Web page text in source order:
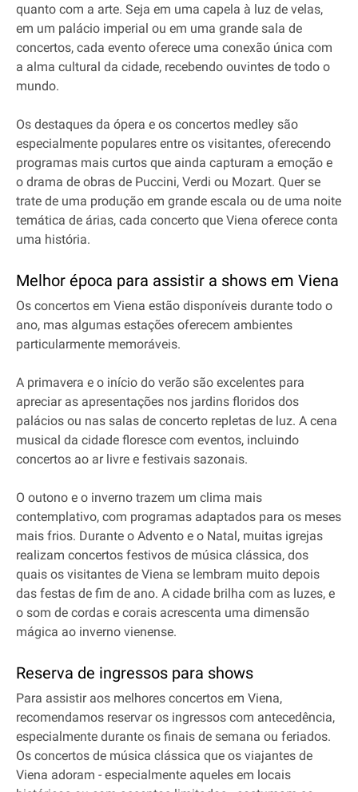
quanto com a arte. Seja em uma capela à luz de velas,
em um palácio imperial ou em uma grande sala de
concertos, cada evento oferece uma conexão única com
a alma cultural da cidade, recebendo ouvintes de todo o
mundo.
Os destaques da ópera e os concertos medley são
especialmente populares entre os visitantes, oferecendo
programas mais curtos que ainda capturam a emoção e
o drama de obras de Puccini, Verdi ou Mozart. Quer se
trate de uma produção em grande escala ou de uma noite
temática de árias, cada concerto que Viena oferece conta
uma história.
Melhor época para assistir a shows em Viena
Os concertos em Viena estão disponíveis durante todo o
ano, mas algumas estações oferecem ambientes
particularmente memoráveis.
A primavera e o início do verão são excelentes para
apreciar as apresentações nos jardins floridos dos
palácios ou nas salas de concerto repletas de luz. A cena
musical da cidade floresce com eventos, incluindo
concertos ao ar livre e festivais sazonais.
O outono e o inverno trazem um clima mais
contemplativo, com programas adaptados para os meses
mais frios. Durante o Advento e o Natal, muitas igrejas
realizam concertos festivos de música clássica, dos
quais os visitantes de Viena se lembram muito depois
das festas de fim de ano. A cidade brilha com as luzes, e
o som de cordas e corais acrescenta uma dimensão
mágica ao inverno vienense.
Reserva de ingressos para shows
Para assistir aos melhores concertos em Viena,
recomendamos reservar os ingressos com antecedência,
especialmente durante os finais de semana ou feriados.
Os concertos de música clássica que os viajantes de
Viena adoram - especialmente aqueles em locais